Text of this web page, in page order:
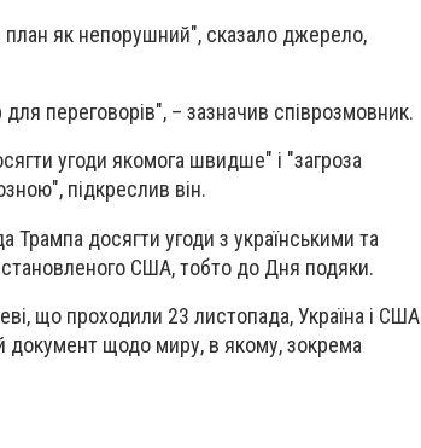
план як непорушний", сказало джерело,
переговорів", – зазначив співрозмовник.
угоди якомога швидше" і "загроза
підкреслив він.
досягти угоди з українськими та
США, тобто до Дня подяки.
що проходили 23 листопада, Україна і США
документ щодо миру, в якому, зокрема